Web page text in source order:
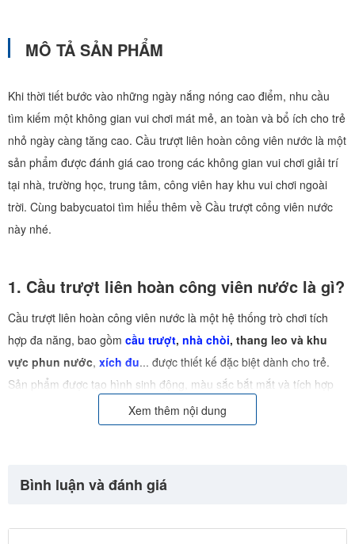
MÔ TẢ SẢN PHẨM
Khi thời tiết bước vào những ngày nắng nóng cao điểm, nhu cầu
tìm kiếm một không gian vui chơi mát mẻ, an toàn và bổ ích cho trẻ
nhỏ ngày càng tăng cao. Cầu trượt liên hoàn công viên nước là một
sản phẩm được đánh giá cao trong các không gian vui chơi giải trí
tại nhà, trường học, trung tâm, công viên hay khu vui chơi ngoài
trời. Cùng babycuatoi tìm hiểu thêm về Cầu trượt công viên nước
này nhé.
1. Cầu trượt liên hoàn công viên nước là gì?
Cầu trượt liên hoàn công viên nước là một hệ thống trò chơi tích
hợp đa năng, bao gồm cầu trượt, nhà chòi, thang leo và khu
vực phun nước, xích đu... được thiết kế đặc biệt dành cho trẻ.
Sản phẩm được tạo hình sinh động, màu sắc bắt mắt và tích hợp
nhiều chức năng vận động, vừa giúp bé giải trí, vừa hỗ trợ phát
triển thể chất và trí tuệ toàn diện.
Xem thêm nội dung
Bình luận và đánh giá